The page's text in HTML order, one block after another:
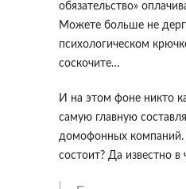
обязательство»
Можете больше не
психологическом
соскочите…
И на этом фоне никто
самую главную
домофонных
состоит? Да известно